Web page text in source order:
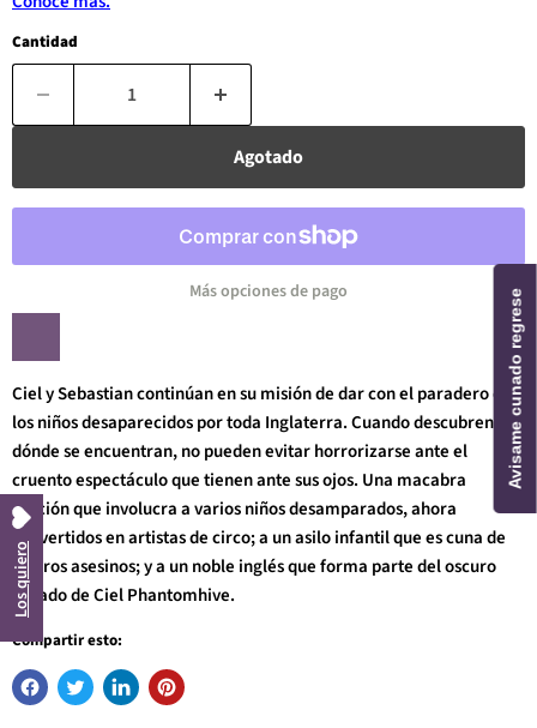
Cantidad
Agotado
Más opciones de pago
Ciel y Sebastian continúan en su misión de dar con el paradero de
los niños desaparecidos por toda Inglaterra. Cuando descubren
dónde se encuentran, no pueden evitar horrorizarse ante el
cruento espectáculo que tienen ante sus ojos. Una macabra
función que involucra a varios niños desamparados, ahora
convertidos en artistas de circo; a un asilo infantil que es cuna de
futuros asesinos; y a un noble inglés que forma parte del oscuro
pasado de Ciel Phantomhive.
Compartir esto:
Los quiero
Avisame cunado regrese